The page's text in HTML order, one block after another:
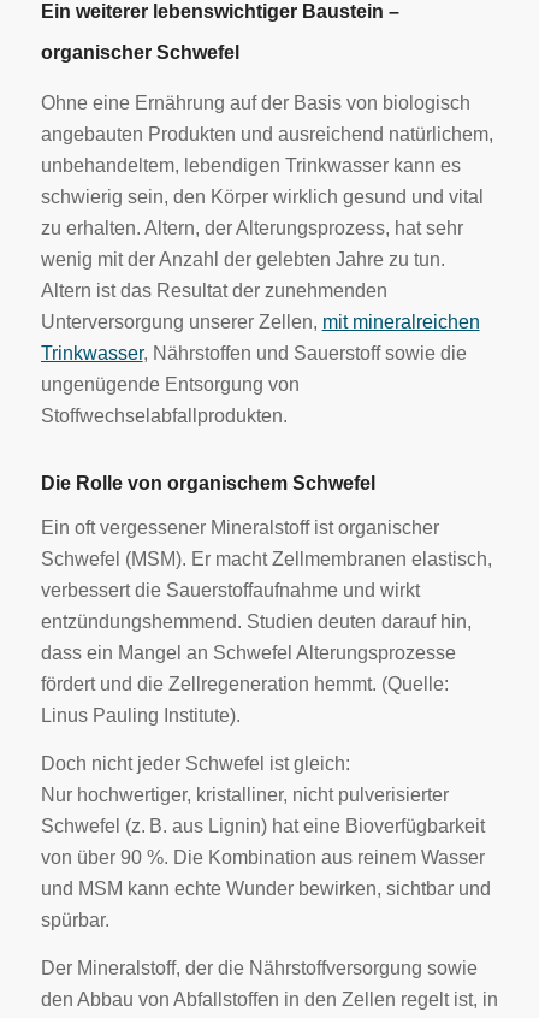
Ein weiterer lebenswichtiger Baustein –
organischer Schwefel
Ohne eine Ernährung auf der Basis von biologisch
angebauten Produkten und ausreichend natürlichem,
unbehandeltem, lebendigen Trinkwasser kann es
schwierig sein, den Körper wirklich gesund und vital
zu erhalten. Altern, der Alterungsprozess, hat sehr
wenig mit der Anzahl der gelebten Jahre zu tun.
Altern ist das Resultat der zunehmenden
Unterversorgung unserer Zellen, mit mineralreichen
Trinkwasser, Nährstoffen und Sauerstoff sowie die
ungenügende Entsorgung von
Stoffwechselabfallprodukten.
Die Rolle von organischem Schwefel
Ein oft vergessener Mineralstoff ist organischer
Schwefel (MSM). Er macht Zellmembranen elastisch,
verbessert die Sauerstoffaufnahme und wirkt
entzündungshemmend. Studien deuten darauf hin,
dass ein Mangel an Schwefel Alterungsprozesse
fördert und die Zellregeneration hemmt. (Quelle:
Linus Pauling Institute).
Doch nicht jeder Schwefel ist gleich:
Nur hochwertiger, kristalliner, nicht pulverisierter
Schwefel (z. B. aus Lignin) hat eine Bioverfügbarkeit
von über 90 %. Die Kombination aus reinem Wasser
und MSM kann echte Wunder bewirken, sichtbar und
spürbar.
Der Mineralstoff, der die Nährstoffversorgung sowie
den Abbau von Abfallstoffen in den Zellen regelt ist, in